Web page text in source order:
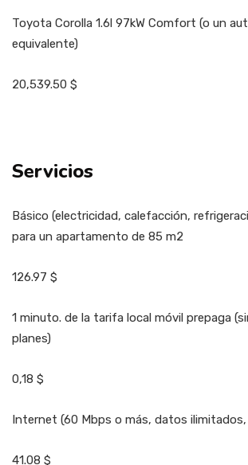
Toyota Corolla 1.6l 97kW Comfort (o un
equivalente)
20,539.50 $
Servicios
Básico (electricidad, calefacción,
para un apartamento de 85 m2
126.97 $
1 minuto. de la tarifa local móvil prepaga
planes)
0,18 $
Internet (60 Mbps o más, datos
41.08 $